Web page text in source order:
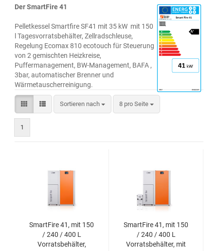
Der SmartFire 41
Pelletkessel Smartfire SF41 mit 35 kW mit 150
l Tagesvorratsbehälter, Zellradschleuse,
Regelung Ecomax 810 ecotouch für Steuerung
von 2 gemischten Heizkreise,
Puffermanagement, BW-Management, BAFA ,
3bar, automatischer Brenner und
Wärmetauscherreinigung.
Sortieren nach 8 pro Seite
1
SmartFire 41, mit 150
/ 240 / 400 L
Vorratsbehälter,
SmartFire 41, mit 150
/ 240 / 400 L
Vorratsbehälter, mit